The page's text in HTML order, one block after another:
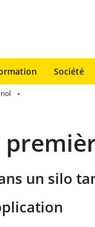
Société
un silo